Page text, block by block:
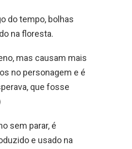
do tempo, bolhas
na floresta.
mas causam mais
no personagem e é
que fosse
sem parar, é
e usado na